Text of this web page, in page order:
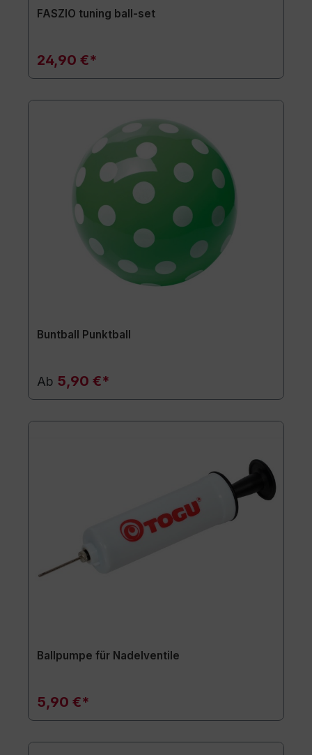
FASZIO tuning ball-set
24,90 €*
Buntball Punktball
Ab 5,90 €*
Ballpumpe für Nadelventile
5,90 €*